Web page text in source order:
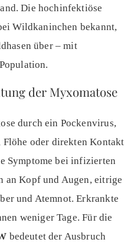
Die hochinfektiöse
Wildkaninchen bekannt,
über – mit
der Myxomatose
durch ein Pockenvirus,
Flöhe oder direkten Kontakt
Symptome bei infizierten
an Kopf und Augen, eitrige
und Atemnot. Erkrankte
weniger Tage. Für die
bedeutet der Ausbruch